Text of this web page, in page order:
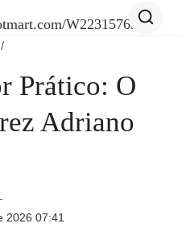
/
Prático: O
Adriano
2026 07:41